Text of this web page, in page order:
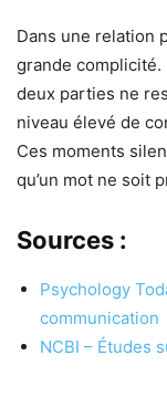
Dans une relation
grande
deux parties ne
niveau élevé de
Ces moments
qu’un mot ne soit
Sources :
Psychology
communication
NCBI – Études